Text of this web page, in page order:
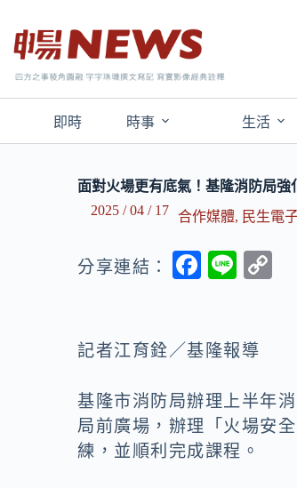
即時 時事 生活
面對火場更有底氣！基隆消防局
2025 / 04 / 17
合作媒體, 民生電
分享連結：
F
b
o
k
Li
n
k
記者江育銓／基隆報導
基隆市消防局辦理上半年
局前廣場，辦理「火場安
練，並順利完成課程。